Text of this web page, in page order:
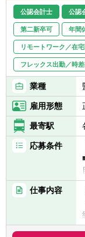
公認会計士 公認
第二新卒可 年間
リモートワーク／在
フレックス出勤／時差
業種
雇用形態
最寄駅
応募条件
仕事内容